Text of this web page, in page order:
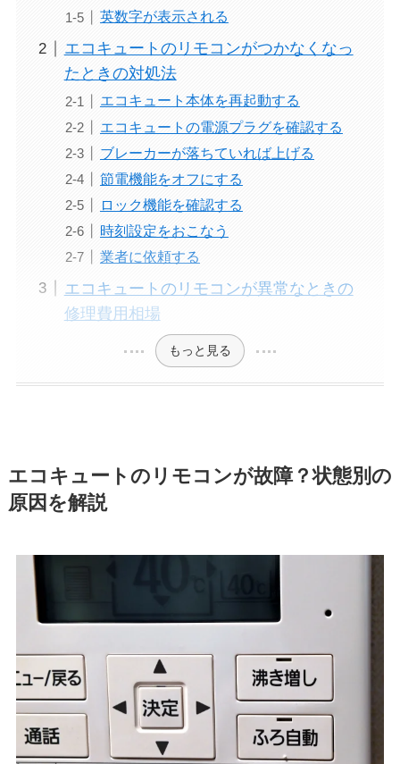
英数字が表示される
エコキュートのリモコンがつかなくなっ
たときの対処法
エコキュート本体を再起動する
エコキュートの電源プラグを確認する
ブレーカーが落ちていれば上げる
節電機能をオフにする
ロック機能を確認する
時刻設定をおこなう
業者に依頼する
エコキュートのリモコンが異常なときの
修理費用相場
もっと見る
エコキュートのリモコンが故障？状態別の
原因を解説